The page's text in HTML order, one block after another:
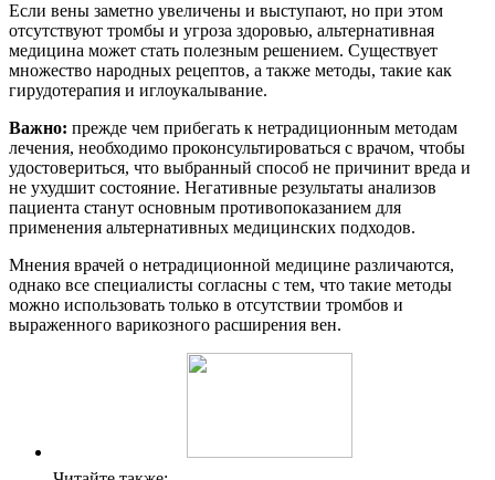
Если вены заметно увеличены и выступают, но при этом
отсутствуют тромбы и угроза здоровью, альтернативная
медицина может стать полезным решением. Существует
множество народных рецептов, а также методы, такие как
гирудотерапия и иглоукалывание.
Важно: прежде чем прибегать к нетрадиционным методам
лечения, необходимо проконсультироваться с врачом, чтобы
удостовериться, что выбранный способ не причинит вреда и
не ухудшит состояние. Негативные результаты анализов
пациента станут основным противопоказанием для
применения альтернативных медицинских подходов.
Мнения врачей о нетрадиционной медицине различаются,
однако все специалисты согласны с тем, что такие методы
можно использовать только в отсутствии тромбов и
выраженного варикозного расширения вен.